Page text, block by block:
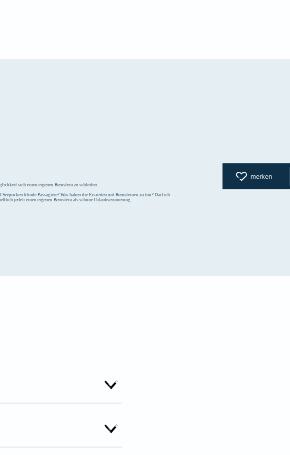
sich einen eigenen Bernstein zu schleifen.
blinde Passagiere? Was haben die Eiszeiten mit Bernsteinen zu tun? Darf ich
jede/r einen eigenen Bernstein als schöne Urlaubserinnerung.
merken